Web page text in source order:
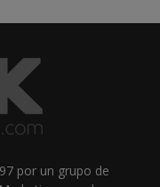
por un grupo de